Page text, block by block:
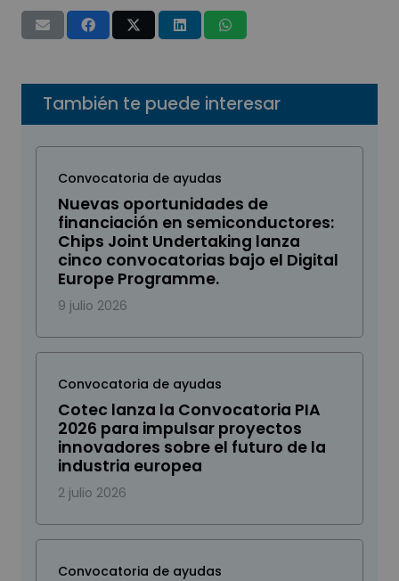
También te puede interesar
Convocatoria de ayudas
Nuevas oportunidades de
financiación en semiconductores:
Chips Joint Undertaking lanza
cinco convocatorias bajo el Digital
Europe Programme.
9 julio 2026
Convocatoria de ayudas
Cotec lanza la Convocatoria PIA
2026 para impulsar proyectos
innovadores sobre el futuro de la
industria europea
2 julio 2026
Convocatoria de ayudas